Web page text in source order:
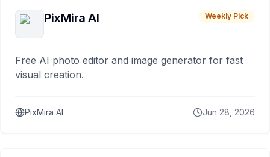
PixMira AI Weekly Pick
Free AI photo editor and image generator for fast
visual creation.
PixMira AI Jun 28, 2026